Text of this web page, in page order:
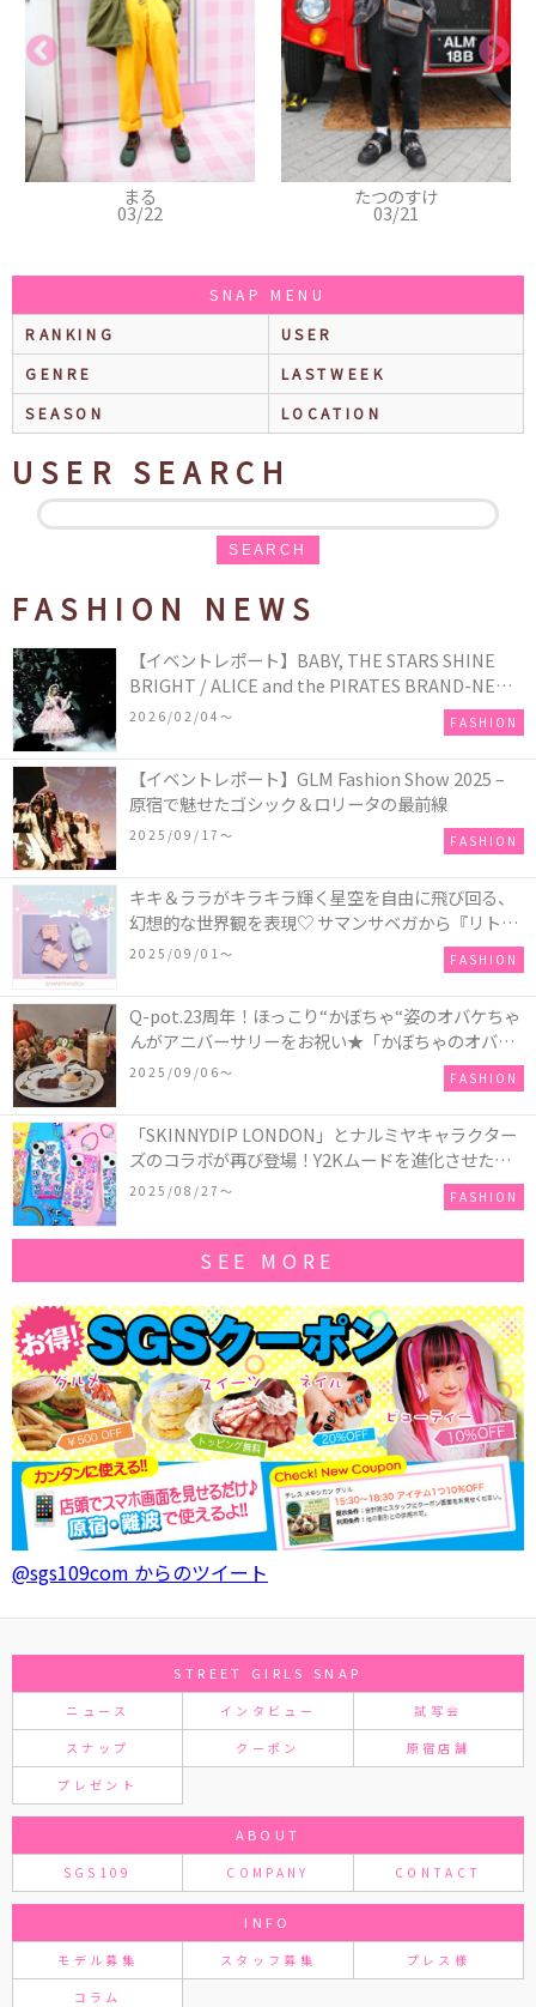
SNAP MENU
RANKING
USER
GENRE
LASTWEEK
SEASON
LOCATION
USER SEARCH
SEARCH
FASHION NEWS
【イベントレポート】BABY, THE STARS SHINE
BRIGHT / ALICE and the PIRATES BRAND-NEW
COLLECTION in TOKYO
2026/02/04〜 FASHION
【イベントレポート】GLM Fashion Show 2025 –
原宿で魅せたゴシック＆ロリータの最前線
2025/09/17〜 FASHION
キキ＆ララがキラキラ輝く星空を自由に飛び回る、
幻想的な世界観を表現♡ サマンサベガから『リトル
ツインスターズ』50周年アニバーサリーイヤー』を
2025/09/01〜 FASHION
Q-pot.23周年！ほっこり“かぼちゃ“姿のオバケちゃ
んがアニバーサリーをお祝い★「かぼちゃのオバケ
ーキアクセサリー」が新発売！Q-pot CAFE.では
「かぼちゃのオバケーキプレート」も登場
2025/09/06〜 FASHION
「SKINNYDIP LONDON」とナルミヤキャラクター
ズのコラボが再び登場！Y2Kムードを進化させた新
作コレクションを発売♪
2025/08/27〜 FASHION
SEE MORE
@sgs109com からのツイート
STREET GIRLS SNAP
ニュース インタビュー 試写会
スナップ クーポン 原宿店舗
プレゼント
ABOUT
SGS109 COMPANY CONTACT
INFO
モデル募集 スタッフ募集 プレス様
コラム